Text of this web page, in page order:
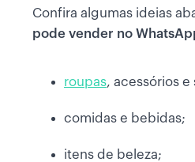
Confira algumas ideias
pode vender no
roupas, acessórios e
comidas e bebidas;
itens de beleza;